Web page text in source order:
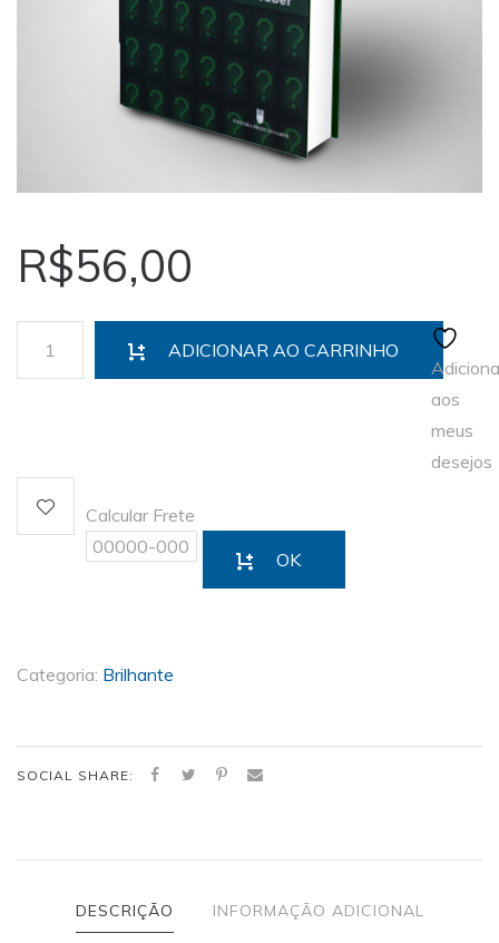
R$56,00
ADICIONAR AO CARRINHO
aos
meus
desejos
Calcular Frete
OK
Categoria: Brilhante
SOCIAL SHARE:
DESCRIÇÃO INFORMAÇÃO ADICIONAL